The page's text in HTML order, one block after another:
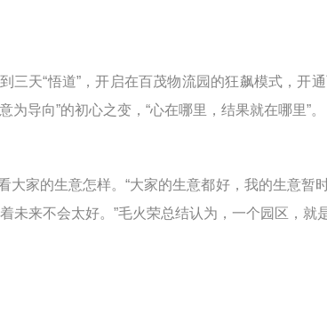
三天“悟道”，开启在百茂物流园的狂飙模式，开
为导向”的初心之变，“心在哪里，结果就在哪里”。
大家的生意怎样。“大家的生意都好，我的生意暂
未来不会太好。”毛火荣总结认为，一个园区，就